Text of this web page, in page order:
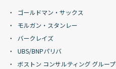
ゴールドマン・サックス
モルガン・スタンレー
バークレイズ
UBS/BNPパリバ
ボストン コンサルティング グループ